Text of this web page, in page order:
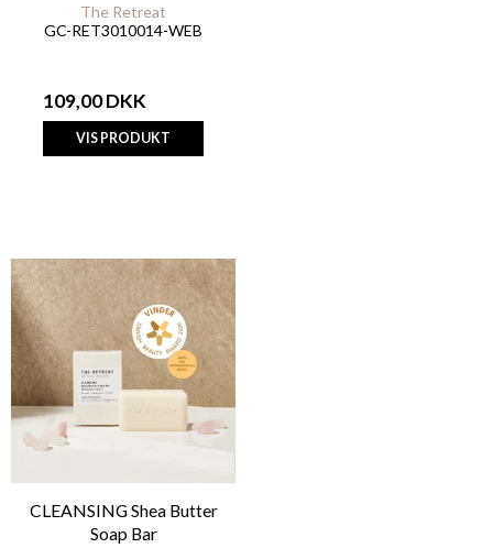
The Retreat
GC-RET3010014-WEB
109,00 DKK
VIS PRODUKT
CLEANSING Shea Butter
Soap Bar